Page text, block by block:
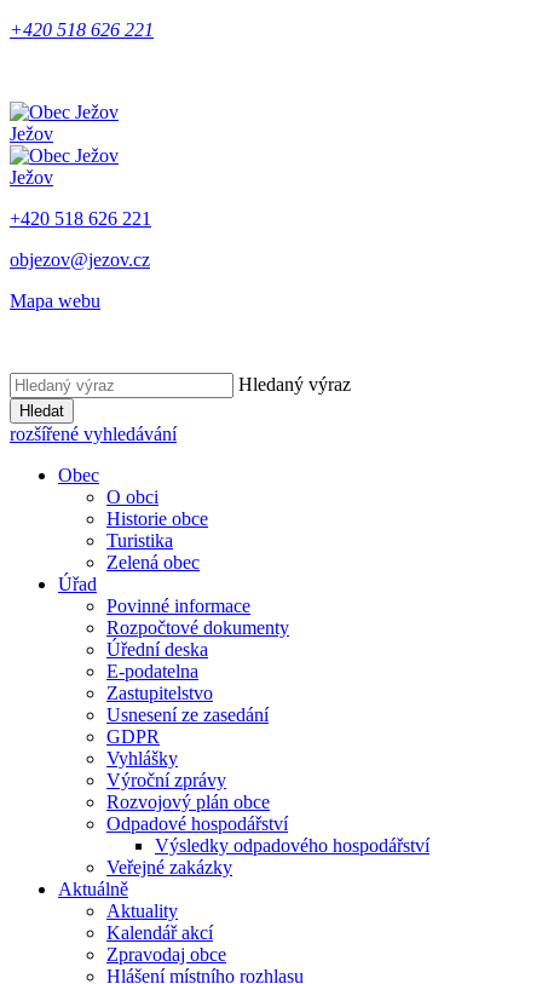
+420 518 626 221
Ježov
Ježov
+420 518 626 221
objezov@jezov.cz
Mapa webu
Hledaný výraz
Hledat
rozšířené vyhledávání
Obec
O obci
Historie obce
Turistika
Zelená obec
Úřad
Povinné informace
Rozpočtové dokumenty
Úřední deska
E-podatelna
Zastupitelstvo
Usnesení ze zasedání
GDPR
Vyhlášky
Výroční zprávy
Rozvojový plán obce
Odpadové hospodářství
Výsledky odpadového hospodářství
Veřejné zakázky
Aktuálně
Aktuality
Kalendář akcí
Zpravodaj obce
Hlášení místního rozhlasu